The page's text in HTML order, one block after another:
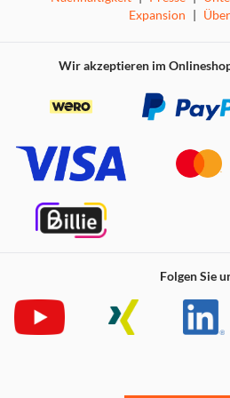
Expansion |
Wir akzeptieren im
Folgen Sie